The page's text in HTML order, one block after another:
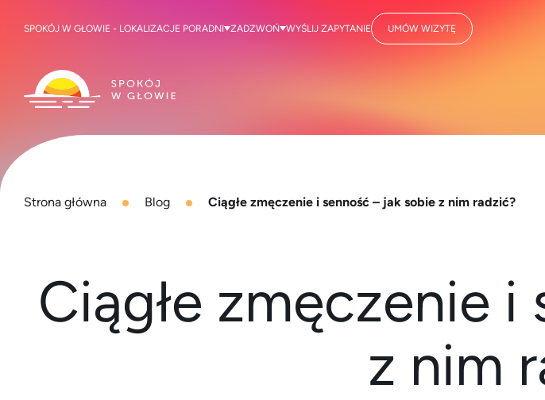
Strona główna Blog Ciągłe zmęczenie i senność – jak sobie z nim radzić?
Ciągłe zmęczenie
z nim
SPOKÓJ W GŁOWIE - LOKALIZACJE PORADNI ZADZWOŃ WYŚLIJ ZAPYTANIE UMÓW WIZYTĘ